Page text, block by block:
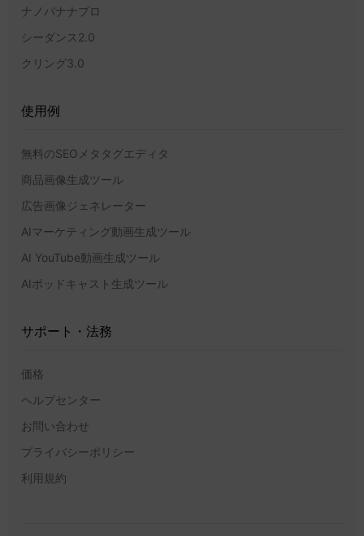
ナノバナナプロ
シーダンス2.0
クリング3.0
使用例
無料のSEOメタタグエディタ
商品画像生成ツール
広告画像ジェネレーター
AIマーケティング動画生成ツール
AI YouTube動画生成ツール
AIポッドキャスト生成ツール
サポート・法務
価格
ヘルプセンター
お問い合わせ
プライバシーポリシー
利用規約